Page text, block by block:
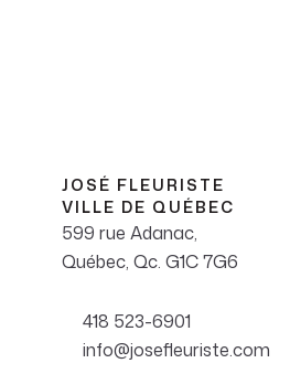
JOSÉ FLEURISTE
VILLE DE QUÉBEC
599 rue Adanac,
Québec, Qc. G1C 7G6
418 523-6901
info@josefleuriste.com